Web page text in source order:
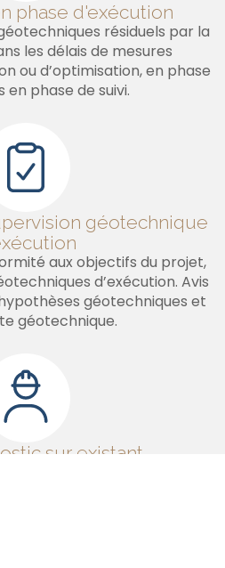
phase d'exécution
résiduels par la
les délais de mesures
ou d’optimisation, en phase
en phase de suivi.
géotechnique
aux objectifs du projet,
d’exécution. Avis
géotechniques et
géotechnique.
sur existant